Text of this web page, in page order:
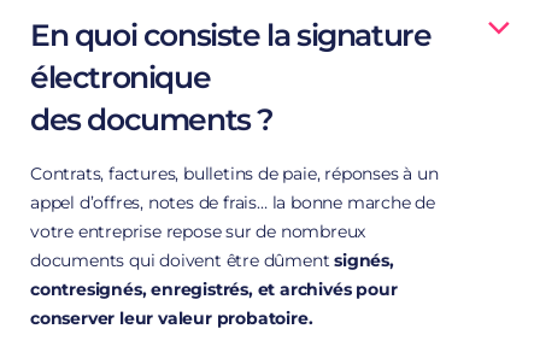
En quoi consiste la signature
électronique
des documents ?
Contrats, factures, bulletins de paie, réponses à un
appel d’offres, notes de frais… la bonne marche de
votre entreprise repose sur de nombreux
documents qui doivent être dûmentsignés,
contresignés, enregistrés, et archivés pour
conserver leur valeur probatoire.